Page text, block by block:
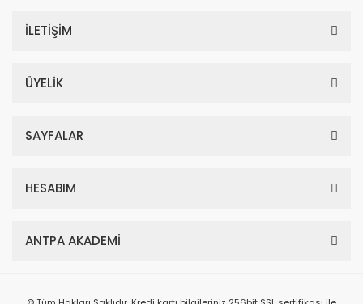
İLETİŞİM
ÜYELİK
SAYFALAR
HESABIM
ANTPA AKADEMİ